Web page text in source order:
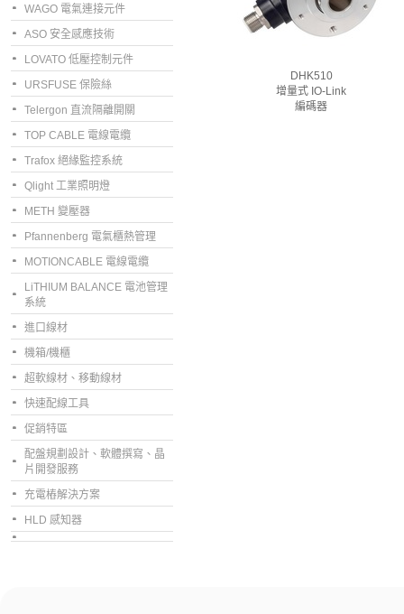
WAGO 電氣連接元件
ASO 安全感應技術
LOVATO 低壓控制元件
URSFUSE 保險絲
Telergon 直流隔離開關
TOP CABLE 電線電纜
Trafox 絕緣監控系統
Qlight 工業照明燈
METH 變壓器
Pfannenberg 電氣櫃熱管理
MOTIONCABLE 電線電纜
LiTHIUM BALANCE 電池管理
系統
進口線材
機箱/機櫃
超軟線材、移動線材
快速配線工具
促銷特區
配盤規劃設計、軟體撰寫、晶
片開發服務
充電樁解決方案
HLD 感知器
DHK510
增量式 IO-Link
編碼器